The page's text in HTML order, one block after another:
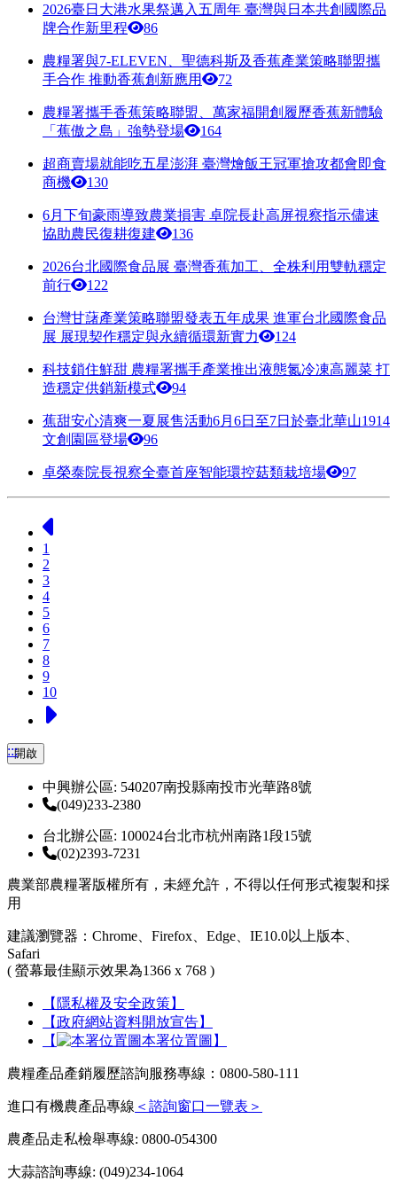
2026臺日大港水果祭邁入五周年 臺灣與日本共創國際品
牌合作新里程
86
農糧署與7-ELEVEN、聖德科斯及香蕉產業策略聯盟攜
手合作 推動香蕉創新應用
72
農糧署攜手香蕉策略聯盟、萬家福開創履歷香蕉新體驗
「蕉傲之島」強勢登場
164
超商賣場就能吃五星澎湃 臺灣燴飯王冠軍搶攻都會即食
商機
130
6月下旬豪雨導致農業損害 卓院長赴高屏視察指示儘速
協助農民復耕復建
136
2026台北國際食品展 臺灣香蕉加工、全株利用雙軌穩定
前行
122
台灣甘藷產業策略聯盟發表五年成果 進軍台北國際食品
展 展現契作穩定與永續循環新實力
124
科技鎖住鮮甜 農糧署攜手產業推出液態氮冷凍高麗菜 打
造穩定供銷新模式
94
蕉甜安心清爽一夏展售活動6月6日至7日於臺北華山1914
文創園區登場
96
卓榮泰院長視察全臺首座智能環控菇類栽培場 97
1
2
3
4
5
6
7
8
9
10
:::開啟
中興辦公區: 540207南投縣南投市光華路8號
(049)233-2380
台北辦公區: 100024台北市杭州南路1段15號
(02)2393-7231
農業部農糧署版權所有，未經允許，不得以任何形式複製和採
用
建議瀏覽器：Chrome、Firefox、Edge、IE10.0以上版本、
Safari
( 螢幕最佳顯示效果為1366 x 768 )
【隱私權及安全政策】
【政府網站資料開放宣告】
【
本署位置圖】
農糧產品產銷履歷諮詢服務專線：0800-580-111
進口有機農產品專線 ＜諮詢窗口一覽表＞
農產品走私檢舉專線: 0800-054300
大蒜諮詢專線: (049)234-1064